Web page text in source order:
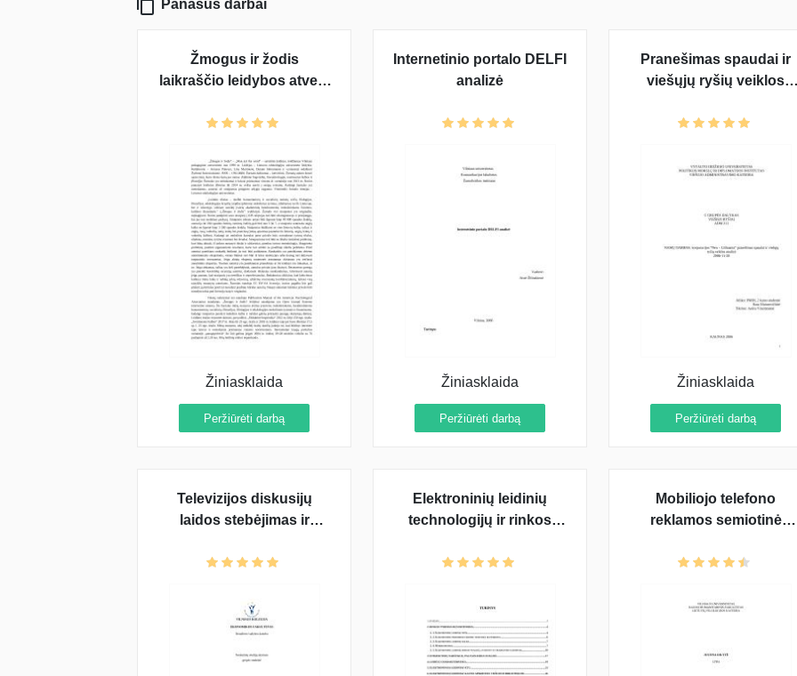
Panašūs darbai
Žmogus ir žodis
laikraščio leidybos atvejo
Žiniasklaida
Peržiūrėti darbą
Internetinio portalo DELFI
analizė
Žiniasklaida
Peržiūrėti darbą
Pranešimas spaudai ir
viešųjų ryšių veiklos
Lithuania"
Žiniasklaida
Peržiūrėti darbą
Televizijos diskusijų
laidos stebėjimas ir
Rūta"
Elektroninių leidinių
technologijų ir rinkos
Mobiliojo telefono
reklamos semiotinė